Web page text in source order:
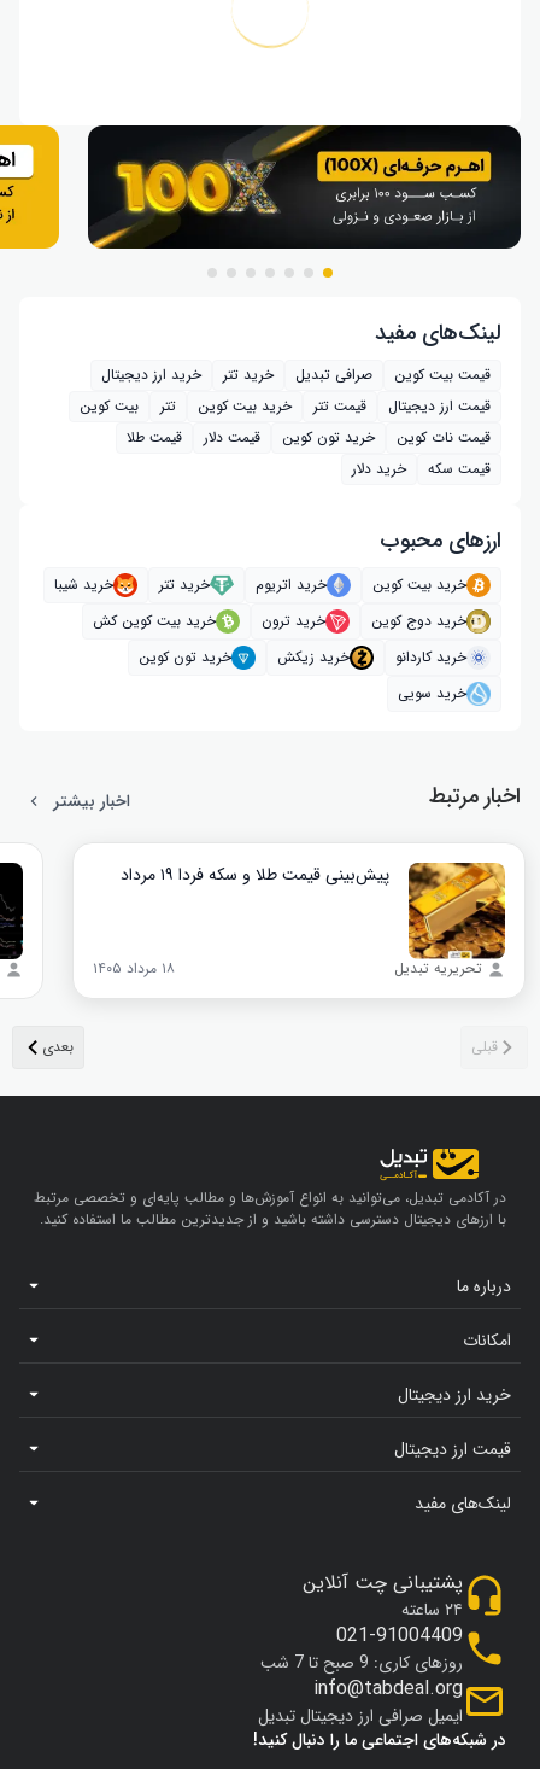
لینک‌های مفید
قیمت بیت کوین صرافی تبدیل خرید تتر
خرید ارز دیجیتال
قیمت ارز دیجیتال
قیمت تتر خرید بیت‌ کوین تتر
بیت کوین
قیمت نات کوین
خرید تون کوین قیمت دلار
قیمت طلا
قیمت سکه
خرید دلار
ارز‌های محبوب
خرید بیت کوین خرید اتریوم خرید تتر
خرید شیبا
خرید دوج کوین
خرید ترون
خرید بیت کوین کش
خرید کاردانو
خرید زیکش
خرید تون کوین
خرید سویی
اخبار مرتبط اخبار بیشتر
پیش‌بینی قیمت طلا و سکه فردا ۱۹ مرداد
تحریریه تبدیل ۱۸ مرداد ۱۴۰۵
در آکادمی تبدیل، می‌توانید به انواع آموزش‌ها و مطالب پایه‌ای و تخصصی مرتبط
با ارزهای دیجیتال دسترسی داشته باشید و از جدیدترین مطالب ما استفاده کنید.
درباره ما
امکانات
خرید ارز دیجیتال
قیمت ارز دیجیتال
لینک‌های مفید
در شبکه‌های اجتماعی ما را دنبال کنید!
پشتیبانی چت آنلاین
۲۴ ساعته
021-91004409
روزهای کاری: 9 صبح تا 7 شب
info@tabdeal.org
ایمیل صرافی ارز دیجیتال تبدیل